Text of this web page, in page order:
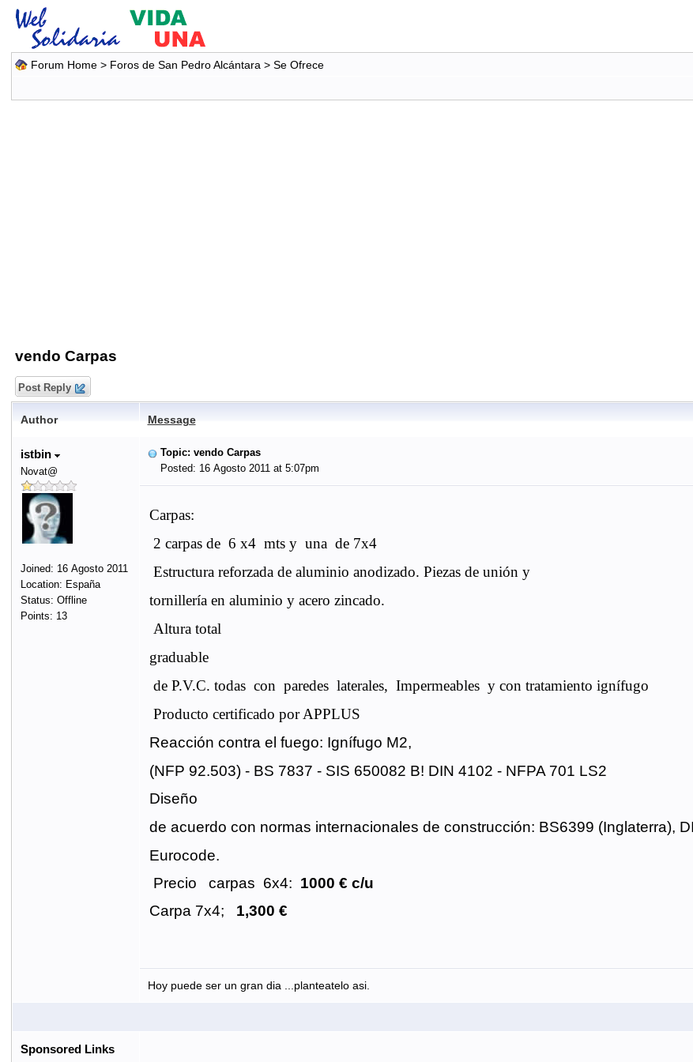
Forum Home> Foros de San Pedro Alcántara > Se Ofrece
vendo Carpas
Post Reply
Author Message
istbin
Novat@
Joined: 16 Agosto 2011
Location: España
Status: Offline
Points: 13
Topic: vendo Carpas
Posted: 16 Agosto 2011 at 5:07pm
Carpas:
2 carpas de 6 x4 mts y una de 7x4
Estructura reforzada de aluminio anodizado. Piezas de unión y
tornillería en aluminio y acero zincado.
Altura total
graduable
de P.V.C. todas con paredes laterales, Impermeables y con tratamiento ignífugo
Producto certificado por APPLUS
Reacción contra el fuego: Ignífugo M2,
(NFP 92.503) - BS 7837 - SIS 650082 B! DIN 4102 - NFPA 701 LS2
Diseño
de acuerdo con normas internacionales de construcción: BS6399 (Inglaterra),
Eurocode.
Precio
carpas 6x4: 1000 € c/u
Carpa 7x4;
1,300 €
Hoy puede ser un gran dia ...planteatelo asi.
Sponsored Links